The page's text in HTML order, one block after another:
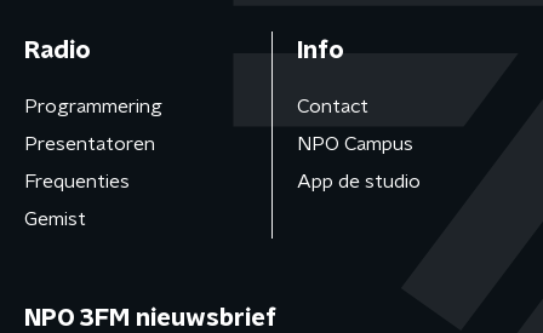
Radio
Programmering
Presentatoren
Frequenties
Gemist
Info
Contact
NPO Campus
App de studio
NPO 3FM nieuwsbrief